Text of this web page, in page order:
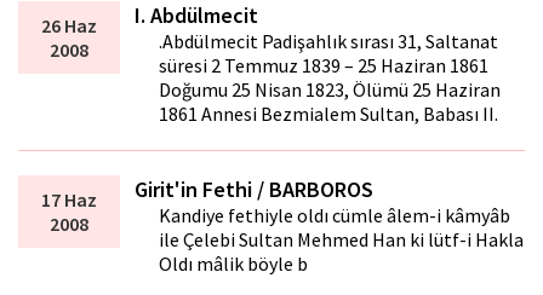
26 Haz
2008
I. Abdülmecit
.Abdülmecit Padişahlık sırası 31, Saltanat
süresi 2 Temmuz 1839 – 25 Haziran 1861
Doğumu 25 Nisan 1823, Ölümü 25 Haziran
1861 Annesi Bezmialem Sultan, Babası II.
17 Haz
2008
Girit'in Fethi / BARBOROS
Kandiye fethiyle oldı cümle âlem-i kâmyâb
ile Çelebi Sultan Mehmed Han ki lütf-i Hakla
Oldı mâlik böyle b